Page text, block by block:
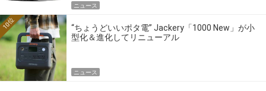
ニュース
“ちょうどいいポタ電” Jackery「1000 New」が小
型化＆進化してリニューアル
10位
ニュース